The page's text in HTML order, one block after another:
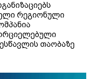
რეგიონული
თაობაზე